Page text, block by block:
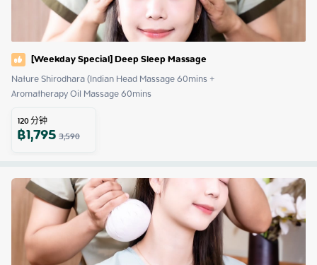
[Weekday Special] Deep Sleep Massage
Nature Shirodhara (Indian Head Massage 60mins +
Aromatherapy Oil Massage 60mins
120分钟
฿1,7953,590